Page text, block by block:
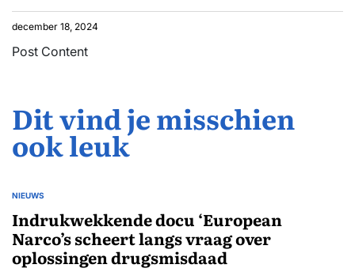
december 18, 2024
Post Content
Dit vind je misschien
ook leuk
GEPLAATST
NIEUWS
Indrukwekkende docu ‘European
Narco’s scheert langs vraag over
oplossingen drugsmisdaad